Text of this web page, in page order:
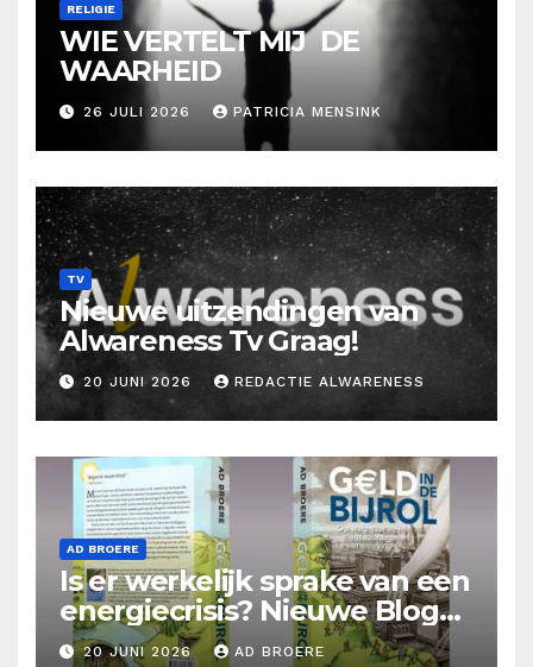
RELIGIE
WIE VERTELT MIJ DE
WAARHEID
26 JULI 2026 PATRICIA MENSINK
TV
Nieuwe uitzendingen van
Alwareness Tv Graag!
20 JUNI 2026 REDACTIE ALWARENESS
AD BROERE
Is er werkelijk sprake van een
energiecrisis? Nieuwe Blog
Ad Broere
20 JUNI 2026 AD BROERE